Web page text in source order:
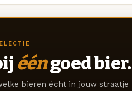
ééngoed bier.
bieren écht in jouw straatje